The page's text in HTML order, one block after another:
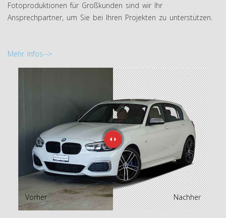
Fotoproduktionen für Großkunden sind wir Ihr
Ansprechpartner, um Sie bei Ihren Projekten zu unterstützen.
Mehr Infos-->
Nachher
Vorher